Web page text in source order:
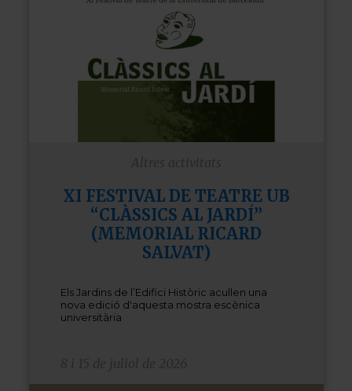
XI FESTIVAL DE TEATRE UB
“CLÀSSICS AL JARDÍ”
(MEMORIAL RICARD
SALVAT)
Els Jardins de l’Edifici Històric acullen una
nova edició d'aquesta mostra escènica
universitària